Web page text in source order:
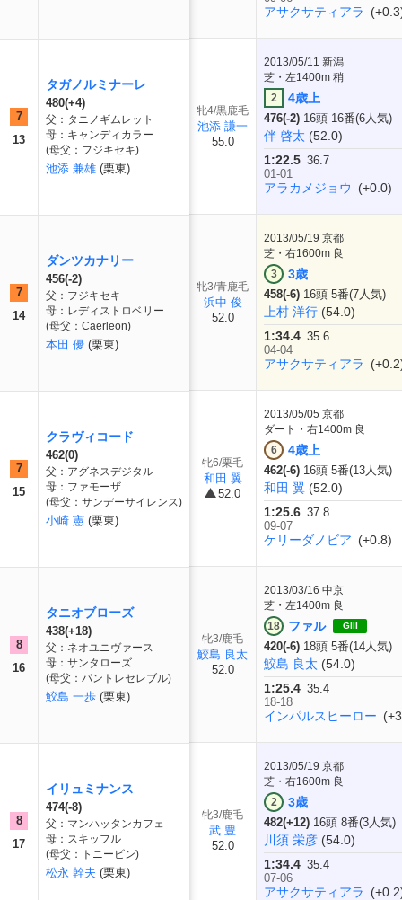
7
13
タガノルミナーレ
480(+4)
父：タニノギムレット
母：キャンディカラー
(母父：フジキセキ)
池添 兼雄 (栗東)
7
14
ダンツカナリー
456(-2)
父：フジキセキ
母：レディストロベリー
(母父：Caerleon)
本田 優 (栗東)
7
15
クラヴィコード
462(0)
父：アグネスデジタル
母：ファモーザ
(母父：サンデーサイレンス)
小崎 憲 (栗東)
8
16
タニオブローズ
438(+18)
父：ネオユニヴァース
母：サンタローズ
(母父：パントレセレブル)
鮫島 一歩 (栗東)
8
17
イリュミナンス
474(-8)
父：マンハッタンカフェ
母：スキッフル
(母父：トニービン)
松永 幹夫 (栗東)
アサクサティアラ
牝4/黒鹿毛
池添 謙一
55.0
2013/05/11 新潟
芝・左1400m 稍
2
4歳上
476(-2) 16頭 16番(6人気)
伴 啓太 (52.0)
1:22.5 36.7
01-01
アラカメジョウ (+0.0)
牝3/青鹿毛
浜中 俊
52.0
2013/05/19 京都
芝・右1600m 良
3
3歳
458(-6) 16頭 5番(7人気)
上村 洋行 (54.0)
1:34.4 35.6
04-04
アサクサティアラ
牝6/栗毛
和田 翼
52.0
2013/05/05 京都
ダート・右1400m 良
6
4歳上
462(-6) 16頭 5番(13人気)
和田 翼 (52.0)
1:25.6 37.8
09-07
ケリーダノビア (+0.8)
牝3/鹿毛
鮫島 良太
52.0
2013/03/16 中京
芝・左1400m 良
18
ファル GIII
420(-6) 18頭 5番(14人気)
鮫島 良太 (54.0)
1:25.4 35.4
18-18
インパルスヒーロー
牝3/鹿毛
武 豊
52.0
2013/05/19 京都
芝・右1600m 良
2
3歳
482(+12) 16頭 8番(3人気)
川須 栄彦 (54.0)
1:34.4 35.4
07-06
アサクサティアラ